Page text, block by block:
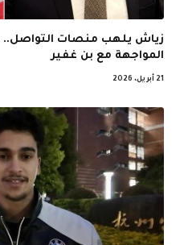
زياش يلهب منصات
المواجهة مع بن غفير
21 أبريل، 2026